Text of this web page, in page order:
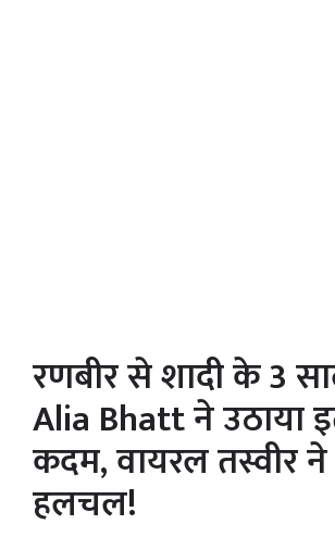
रणबीर से शादी के 3
Alia Bhatt ने उठाया
कदम, वायरल तस्वीर
हलचल!